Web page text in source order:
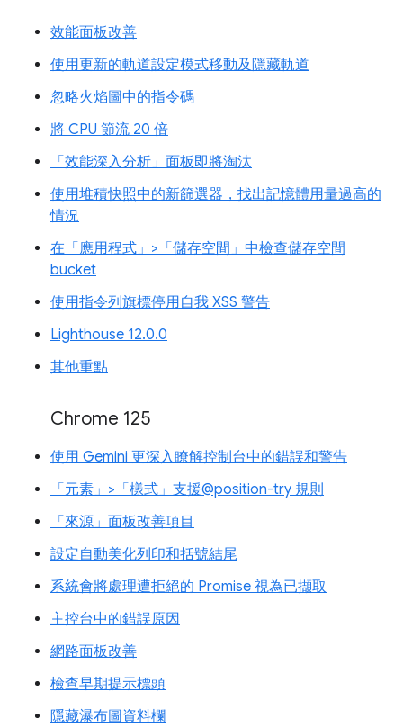
效能面板改善
使用更新的軌道設定模式移動及隱藏軌道
忽略火焰圖中的指令碼
將 CPU 節流 20 倍
「效能深入分析」面板即將淘汰
使用堆積快照中的新篩選器，找出記憶體用量過高的
情況
在「應用程式」>「儲存空間」中檢查儲存空間
bucket
使用指令列旗標停用自我 XSS 警告
Lighthouse 12.0.0
其他重點
Chrome 125
使用 Gemini 更深入瞭解控制台中的錯誤和警告
「元素」>「樣式」支援@position-try 規則
「來源」面板改善項目
設定自動美化列印和括號結尾
系統會將處理遭拒絕的 Promise 視為已擷取
主控台中的錯誤原因
網路面板改善
檢查早期提示標頭
隱藏瀑布圖資料欄